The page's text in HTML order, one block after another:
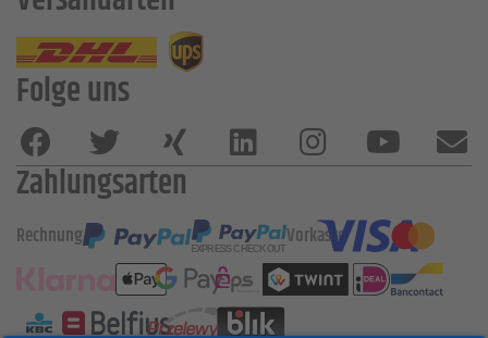
Folge uns
Zahlungsarten
Rechnung Vorkasse